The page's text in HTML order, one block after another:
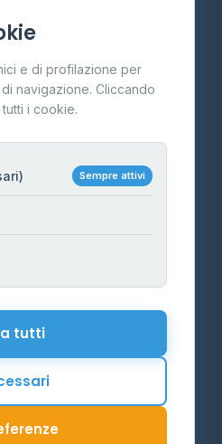
e di profilazione per
navigazione. Cliccando
i cookie.
Sempre attivi
tutti